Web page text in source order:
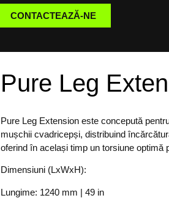
CONTACTEAZĂ-NE
Pure Leg
Pure Leg Extension este concepută
mușchii cvadricepși, distribuind
oferind în același timp un torsiune optimă
Dimensiuni (LxWxH):
Lungime: 1240 mm | 49 in